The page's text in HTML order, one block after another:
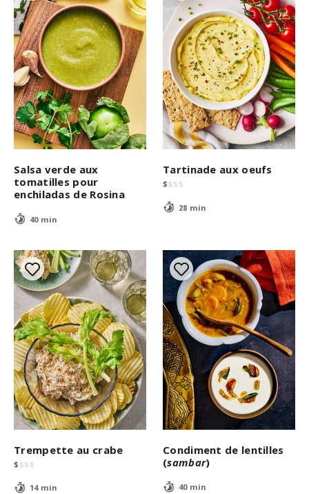
Salsa verde aux
tomatilles pour
enchiladas de Rosina
40 min
Tartinade aux oeufs
$ $$ $
28 min
Trempette au crabe
$ $$ $
14 min
Condiment de lentilles
(sambar)
40 min